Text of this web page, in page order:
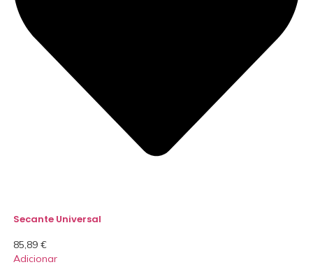
Secante Universal
85,89 €
Adicionar